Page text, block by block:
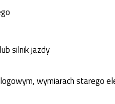
silnik jazdy
wymiarach starego